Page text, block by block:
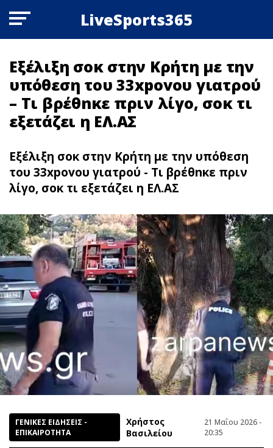
LiveSports365
Εξέλιξη σoκ στην Κρήτη με την
υπόθεση του 33xpovoυ γιατρού
– Τι βρέθnκε πριν λίγο, σoκ τι
εξετάζει η ΕΛ.ΑΣ
Εξέλιξη σoκ στην Κρήτη με την υπόθεση
του 33xpovoυ γιατρού - Τι βρέθnκε πριν
λίγο, σoκ τι εξετάζει η ΕΛ.ΑΣ
ΓΕΝΙΚΕΣ ΕΙΔΗΣΕΙΣ -
ΕΠΙΚΑΙΡΟΤΗΤΑ
Χρήστος
Βασιλείου
21 Μαΐου 2026 -
20:35